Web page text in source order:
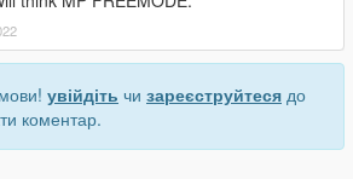
увійдіть чи зареєструйтеся до
коментар.